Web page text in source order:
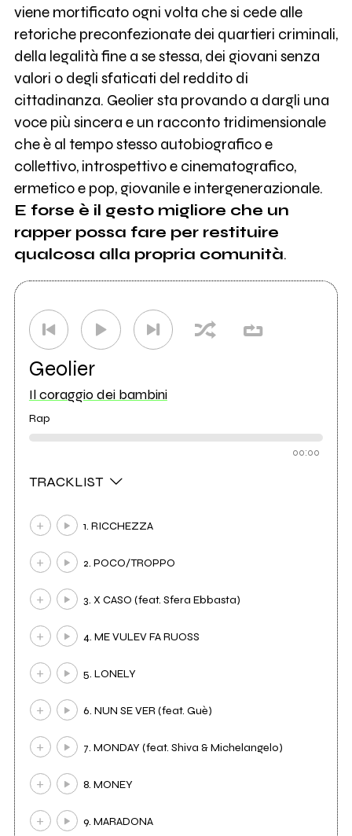
viene mortificato ogni volta che si cede alle
retoriche preconfezionate dei quartieri criminali,
della legalità fine a se stessa, dei giovani senza
valori o degli sfaticati del reddito di
cittadinanza. Geolier sta provando a dargli una
voce più sincera e un racconto tridimensionale
che è al tempo stesso autobiografico e
collettivo, introspettivo e cinematografico,
ermetico e pop, giovanile e intergenerazionale.
E forse è il gesto migliore che un
rapper possa fare per restituire
qualcosa alla propria comunità.
Geolier
Il coraggio dei bambini
Rap
00:00
TRACKLIST
1. RICCHEZZA
2. POCO/TROPPO
3. X CASO (feat. Sfera Ebbasta)
4. ME VULEV FA RUOSS
5. LONELY
6. NUN SE VER (feat. Guè)
7. MONDAY (feat. Shiva & Michelangelo)
8. MONEY
9. MARADONA